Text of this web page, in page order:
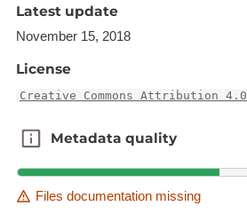
Latest update
November 15, 2018
License
Creative Commons Attribution 4.0
Metadata quality
Metadata quality
Files documentation missing